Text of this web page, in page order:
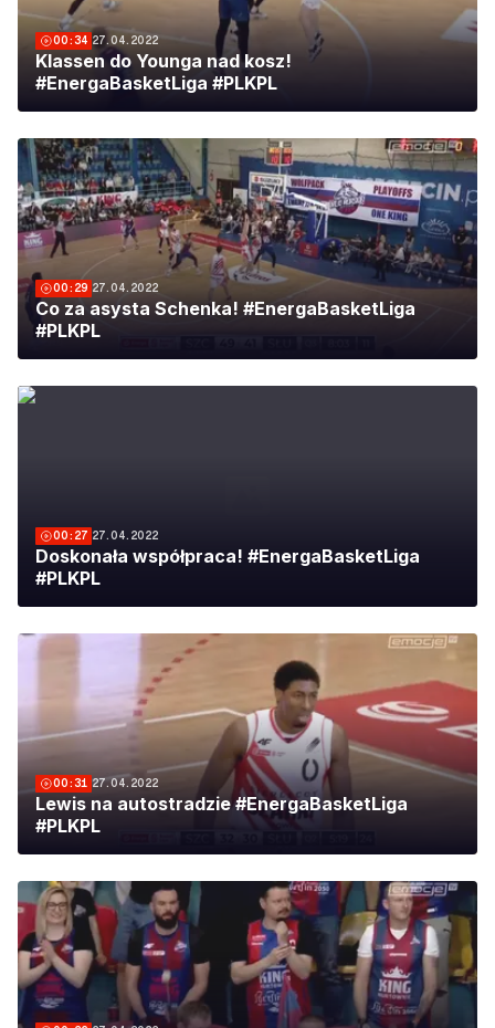
00:34 27.04.2022
Klassen do Younga nad kosz!
#EnergaBasketLiga #PLKPL
00:29 27.04.2022
Co za asysta Schenka! #EnergaBasketLiga
#PLKPL
00:27 27.04.2022
Doskonała współpraca! #EnergaBasketLiga
#PLKPL
00:31 27.04.2022
Lewis na autostradzie #EnergaBasketLiga
#PLKPL